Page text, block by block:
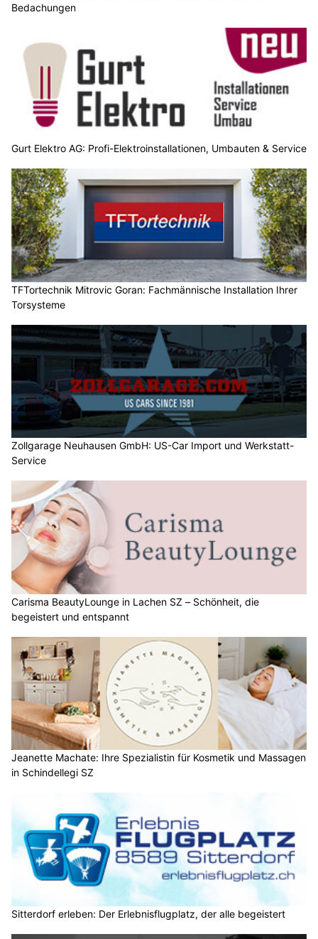
Bedachungen
Gurt Elektro AG: Profi-Elektroinstallationen, Umbauten & Service
TFTortechnik Mitrovic Goran: Fachmännische Installation Ihrer
Torsysteme
Zollgarage Neuhausen GmbH: US-Car Import und Werkstatt-
Service
Carisma BeautyLounge in Lachen SZ – Schönheit, die
begeistert und entspannt
Jeanette Machate: Ihre Spezialistin für Kosmetik und Massagen
in Schindellegi SZ
Sitterdorf erleben: Der Erlebnisflugplatz, der alle begeistert